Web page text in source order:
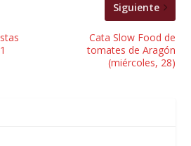
Siguiente
Cata Slow Food de
tomates de Aragón
(miércoles, 28)